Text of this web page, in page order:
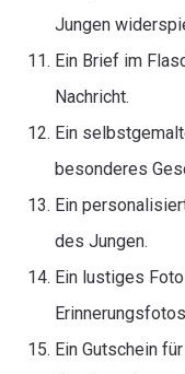
Jungen
Ein Brief im
Nachricht.
Ein
besonderes
Ein
des Jungen.
Ein lustiges
Ein Gutschein